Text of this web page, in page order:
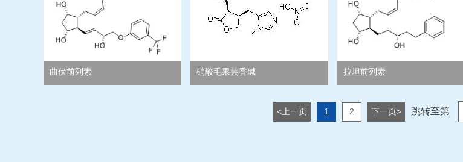
曲伏前列素 硝酸毛果芸香碱 拉坦前列素
<上一页 1 2 下一页> 跳转至第